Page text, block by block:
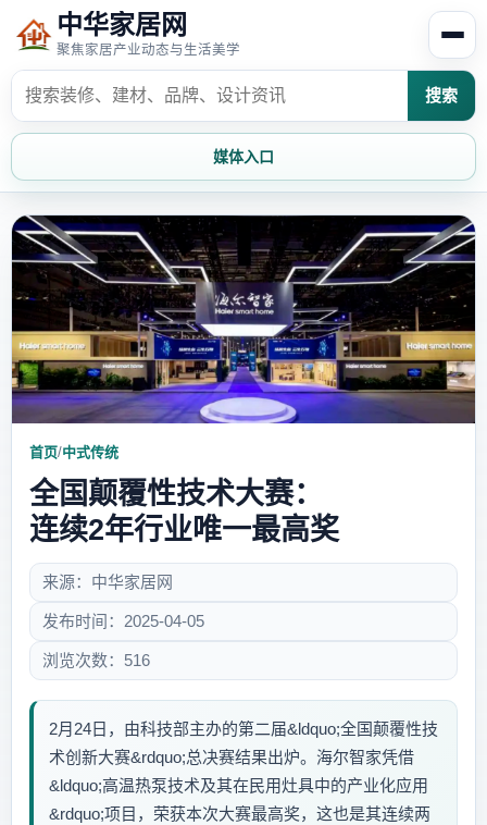
中华家居网
聚焦家居产业动态与生活美学
搜索
媒体入口
首页 家居资讯
家居风水 家居欣赏
时尚饰家 装修设计
家具知识 家居文化
首页/中式传统
全国颠覆性技术大赛：
连续2年行业唯一最高奖
来源：中华家居网
发布时间：2025-04-05
浏览次数：516
2月24日，由科技部主办的第二届&ldquo;全国颠覆性技
术创新大赛&rdquo;总决赛结果出炉。海尔智家凭借
&ldquo;高温热泵技术及其在民用灶具中的产业化应用
&rdquo;项目，荣获本次大赛最高奖，这也是其连续两